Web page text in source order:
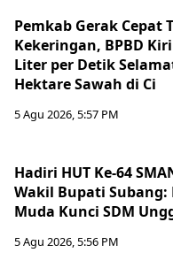
Pemkab Gerak Cepat
Kekeringan, BPBD
Liter per Detik
Hektare Sawah di Ci
5 Agu 2026, 5:57 PM
Hadiri HUT Ke-64
Wakil Bupati
Muda Kunci SDM
5 Agu 2026, 5:56 PM